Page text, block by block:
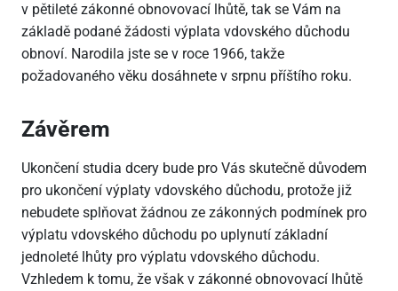
v pětileté zákonné obnovovací lhůtě, tak se Vám na
základě podané žádosti výplata vdovského důchodu
obnoví. Narodila jste se v roce 1966, takže
požadovaného věku dosáhnete v srpnu příštího roku.
Závěrem
Ukončení studia dcery bude pro Vás skutečně důvodem
pro ukončení výplaty vdovského důchodu, protože již
nebudete splňovat žádnou ze zákonných podmínek pro
výplatu vdovského důchodu po uplynutí základní
jednoleté lhůty pro výplatu vdovského důchodu.
Vzhledem k tomu, že však v zákonné obnovovací lhůtě